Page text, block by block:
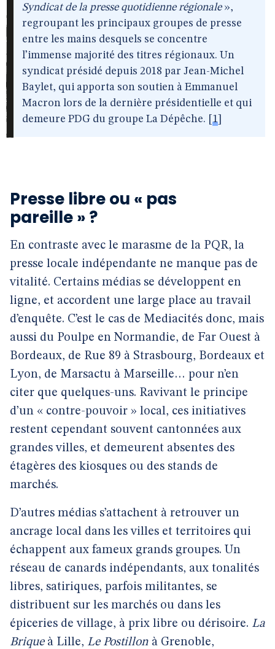
Syndicat de la presse quotidienne régionale»,
regroupant les principaux groupes de presse
entre les mains desquels se concentre
l’immense majorité des titres régionaux. Un
syndicat présidé depuis 2018 par Jean-Michel
Baylet, qui apporta son soutien à Emmanuel
Macron lors de la dernière présidentielle et qui
demeure PDG du groupe La Dépêche.
1
Presse libre ou « pas
pareille » ?
En contraste avec le marasme de la PQR, la
presse locale indépendante ne manque pas de
vitalité. Certains médias se développent en
ligne, et accordent une large place au travail
d’enquête. C’est le cas de Mediacités donc, mais
aussi du Poulpe en Normandie, de Far Ouest à
Bordeaux, de Rue 89 à Strasbourg, Bordeaux et
Lyon, de Marsactu à Marseille… pour n’en
citer que quelques-uns. Ravivant le principe
d’un « contre-pouvoir » local, ces initiatives
restent cependant souvent cantonnées aux
grandes villes, et demeurent absentes des
étagères des kiosques ou des stands de
marchés.
D’autres médias s’attachent à retrouver un
ancrage local dans les villes et territoires qui
échappent aux fameux grands groupes. Un
réseau de canards indépendants, aux tonalités
libres, satiriques, parfois militantes, se
distribuent sur les marchés ou dans les
épiceries de village, à prix libre ou dérisoire. La
Briqueà Lille, Le Postillon à Grenoble,